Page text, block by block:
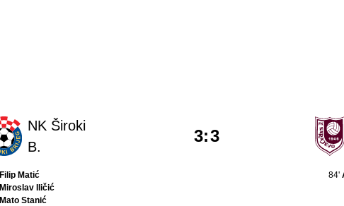
NK Široki
B.
3:3
Filip Matić
Miroslav Iličić
Mato Stanić
84'